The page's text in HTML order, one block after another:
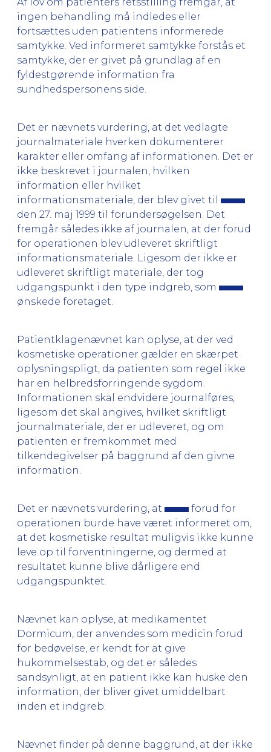
ingen behandling må indledes eller
fortsættes uden patientens informerede
samtykke. Ved informeret samtykke forstås et
samtykke, der er givet på grundlag af en
fyldestgørende information fra
sundhedspersonens side.
Det er nævnets vurdering, at det vedlagte
journalmateriale hverken dokumenterer
karakter eller omfang af informationen. Det er
ikke beskrevet i journalen, hvilken
information eller hvilket
informationsmateriale, der blev givet til
den 27. maj 1999 til forundersøgelsen. Det
fremgår således ikke af journalen, at der forud
for operationen blev udleveret skriftligt
informationsmateriale. Ligesom der ikke er
udleveret skriftligt materiale, der tog
udgangspunkt i den type indgreb, som
ønskede foretaget.
Patientklagenævnet kan oplyse, at der ved
kosmetiske operationer gælder en skærpet
oplysningspligt, da patienten som regel ikke
har en helbredsforringende sygdom.
Informationen skal endvidere journalføres,
ligesom det skal angives, hvilket skriftligt
journalmateriale, der er udleveret, og om
patienten er fremkommet med
tilkendegivelser på baggrund af den givne
information.
Det er nævnets vurdering, at
forud for
operationen burde have været informeret om,
at det kosmetiske resultat muligvis ikke kunne
leve op til forventningerne, og dermed at
resultatet kunne blive dårligere end
udgangspunktet.
Nævnet kan oplyse, at medikamentet
Dormicum, der anvendes som medicin forud
for bedøvelse, er kendt for at give
hukommelsestab, og det er således
sandsynligt, at en patient ikke kan huske den
information, der bliver givet umiddelbart
inden et indgreb.
Nævnet finder på denne baggrund, at der ikke